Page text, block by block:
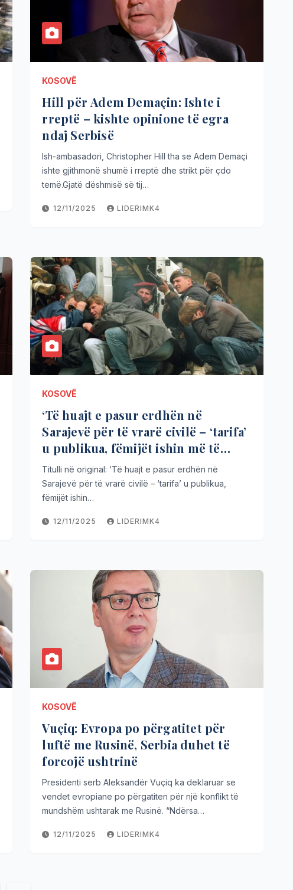
KOSOVË
Hill për Adem Demaçin: Ishte i
rreptë – kishte opinione të egra
ndaj Serbisë
Ish-ambasadori, Christopher Hill tha se Adem Demaçi
ishte gjithmonë shumë i rreptë dhe strikt për çdo
temë.Gjatë dëshmisë së tij…
12/11/2025 LIDERIMK4
KOSOVË
‘Të huajt e pasur erdhën në
Sarajevë për të vrarë civilë – ‘tarifa’
u publikua, fëmijët ishin më të
shtrenjtët’
Titulli në original: ‘Të huajt e pasur erdhën në
Sarajevë për të vrarë civilë – ‘tarifa’ u publikua,
fëmijët ishin…
12/11/2025 LIDERIMK4
KOSOVË
Vuçiq: Evropa po përgatitet për
luftë me Rusinë, Serbia duhet të
forcojë ushtrinë
Presidenti serb Aleksandër Vuçiq ka deklaruar se
vendet evropiane po përgatiten për një konflikt të
mundshëm ushtarak me Rusinë. “Ndërsa…
12/11/2025 LIDERIMK4